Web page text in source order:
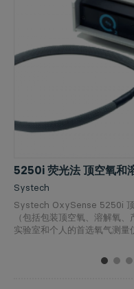
5250i 荧光法 顶空氧和
Systech
Systech OxySense 5250i 顶
（包括包装顶空氧、溶解氧
实验室和个人的首选氧气测量